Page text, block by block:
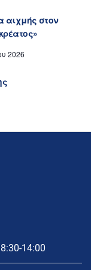
αιχμής στον
2026
14:00